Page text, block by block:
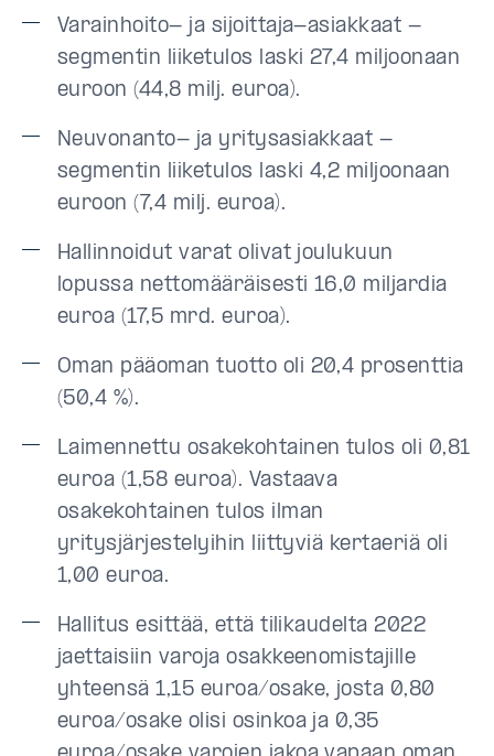
Varainhoito- ja sijoittaja-asiakkaat -
segmentin liiketulos laski 27,4 miljoonaan
euroon (44,8 milj. euroa).
Neuvonanto- ja yritysasiakkaat -
segmentin liiketulos laski 4,2 miljoonaan
euroon (7,4 milj. euroa).
Hallinnoidut varat olivat joulukuun
lopussa nettomääräisesti 16,0 miljardia
euroa (17,5 mrd. euroa).
Oman pääoman tuotto oli 20,4 prosenttia
(50,4 %).
Laimennettu osakekohtainen tulos oli 0,81
euroa (1,58 euroa). Vastaava
osakekohtainen tulos ilman
yritysjärjestelyihin liittyviä kertaeriä oli
1,00 euroa.
Hallitus esittää, että tilikaudelta 2022
jaettaisiin varoja osakkeenomistajille
yhteensä 1,15 euroa/osake, josta 0,80
euroa/osake olisi osinkoa ja 0,35